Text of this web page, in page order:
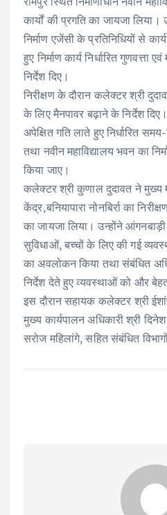
o
o
k
r A
p
p
कार्यों की प्रगति का जायजा लिया।
निर्माण एजेंसी के प्रतिनिधियों से
हुए निर्माण कार्य निर्धारित
निर्देश दिए।
निरीक्षण के दौरान कलेक्टर श्री
के लिए मैनपावर बढ़ाने के निर्देश
अपेक्षित गति लाते हुए निर्धारित
तथा नवीन महाविद्यालय भवन का
किया जाए।
कलेक्टर श्री कुणाल दुदावत ने मुख्य
केंद्र,बनियापारा नोनबिर्रा का
का जायजा लिया। उन्होंने
सुविधाओं, बच्चों के लिए की गई
का अवलोकन किया तथा संबंधित
निर्देश देते हुए व्यवस्थाओं को और
इस दौरान सहायक कलेक्टर श्री
मुख्य कार्यपालन अधिकारी श्री
सरोज महिलांगे, सहित संबंधित